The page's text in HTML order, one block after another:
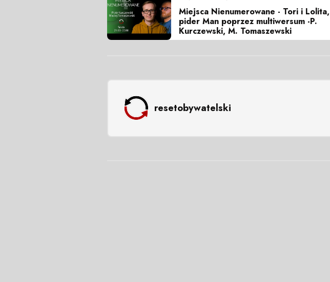
Miejsca Nienumerowane - Tori i Lolita,
pider Man poprzez multiwersum -P.
Kurczewski, M. Tomaszewski
resetobywatelski